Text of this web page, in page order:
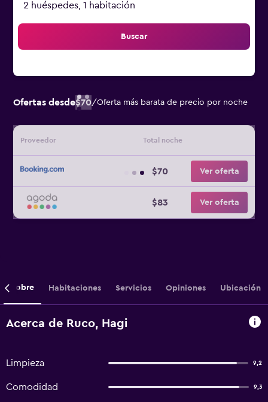
2 huéspedes, 1 habitación
Buscar
Ofertas desde$70/Oferta más barata de precio por noche
Proveedor Total noche
$70 Ver oferta
$83 Ver oferta
Sobre Habitaciones Servicios Opiniones Ubicación
Acerca de Ruco, Hagi
Limpieza 9,2
Comodidad 9,3